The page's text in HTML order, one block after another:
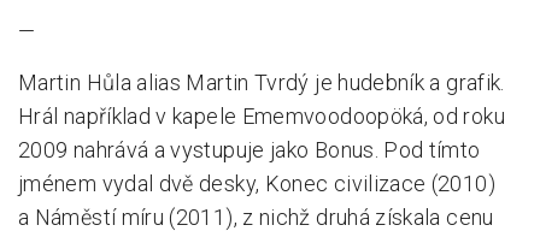
—
Martin Hůla alias Martin Tvrdý je hudebník a grafik.
Hrál například v kapele Ememvoodoopöká, od roku
2009 nahrává a vystupuje jako Bonus. Pod tímto
jménem vydal dvě desky, Konec civilizace (2010)
a Náměstí míru (2011), z nichž druhá získala cenu